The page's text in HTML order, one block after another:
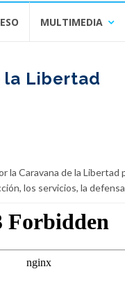
MULTIMEDIA
la Libertad
la Caravana de la
los servicios, la